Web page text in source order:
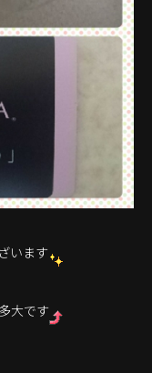
います
大です